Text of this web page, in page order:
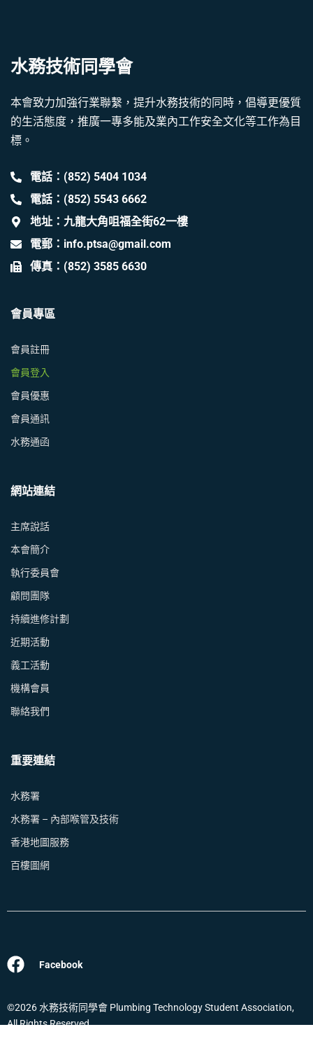
水務技術同學會
本會致力加強行業聯繫，提升水務技術的同時，倡導更優質
的生活態度，推廣一專多能及業內工作安全文化等工作為目
標。
電話：(852) 5404 1034
電話：(852) 5543 6662
地址：九龍大角咀福全街62一樓
電郵：info.ptsa@gmail.com
傳真：(852) 3585 6630
會員專區
會員註冊
會員登入
會員優惠
會員通訊
水務通函
網站連結
主席說話
本會簡介
執行委員會
顧問團隊
持續進修計劃
近期活動
義工活動
機構會員
聯絡我們
重要連結
水務署
水務署 – 內部喉管及技術
香港地圖服務
百樓圖網
Facebook
©2026 水務技術同學會 Plumbing Technology Student Association,
All Rights Reserved.